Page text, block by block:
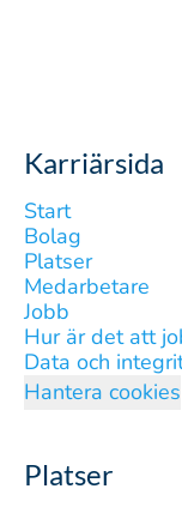
Karriärsida
Start
Bolag
Platser
Medarbetare
Jobb
Hur är det att
Data och
Hantera cookies
Platser